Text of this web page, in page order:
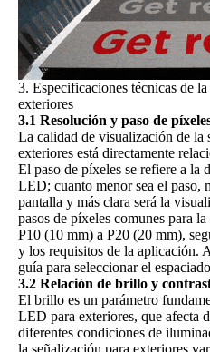
3. Especificaciones técnicas de
exteriores
3.1 Resolución y paso de
La calidad de visualización de
exteriores está directamente
El paso de píxeles se refiere a la
LED; cuanto menor sea el paso,
pantalla y más clara será la
pasos de píxeles comunes para
P10 (10 mm) a P20 (20 mm),
y los requisitos de la aplicación.
guía para seleccionar el
3.2 Relación de brillo y
El brillo es un parámetro
LED para exteriores, que afecta
diferentes condiciones de
la señalización para exteriores